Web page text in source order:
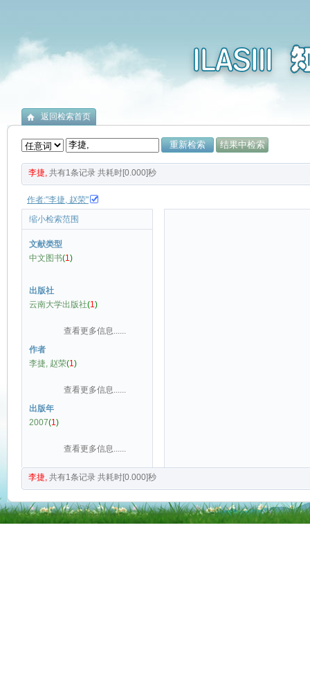
返回检索首页
李捷, 共有1条记录 共耗时[0.000]秒
作者:"李捷, 赵荣"
缩小检索范围
文献类型
中文图书(1)
出版社
云南大学出版社(1)
查看更多信息......
作者
李捷, 赵荣(1)
查看更多信息......
出版年
2007(1)
查看更多信息......
李捷, 共有1条记录 共耗时[0.000]秒